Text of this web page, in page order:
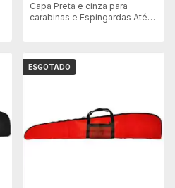
Capa Preta e cinza para
carabinas e Espingardas Até
ESGOTADO